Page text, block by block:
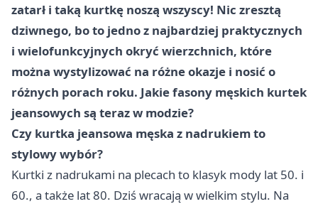
zatarł i taką kurtkę noszą wszyscy! Nic zresztą
dziwnego, bo to jedno z najbardziej praktycznych
i wielofunkcyjnych okryć wierzchnich, które
można wystylizować na różne okazje i nosić o
różnych porach roku. Jakie fasony męskich kurtek
jeansowych są teraz w modzie?
Czy kurtka jeansowa męska z nadrukiem to
stylowy wybór?
Kurtki z nadrukami na plecach to klasyk mody lat 50. i
60., a także lat 80. Dziś wracają w wielkim stylu. Na